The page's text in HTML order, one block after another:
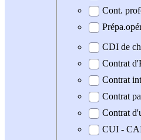
Cont.
CDI de
Contrat
Contrat
Contrat
Contrat
CUI -